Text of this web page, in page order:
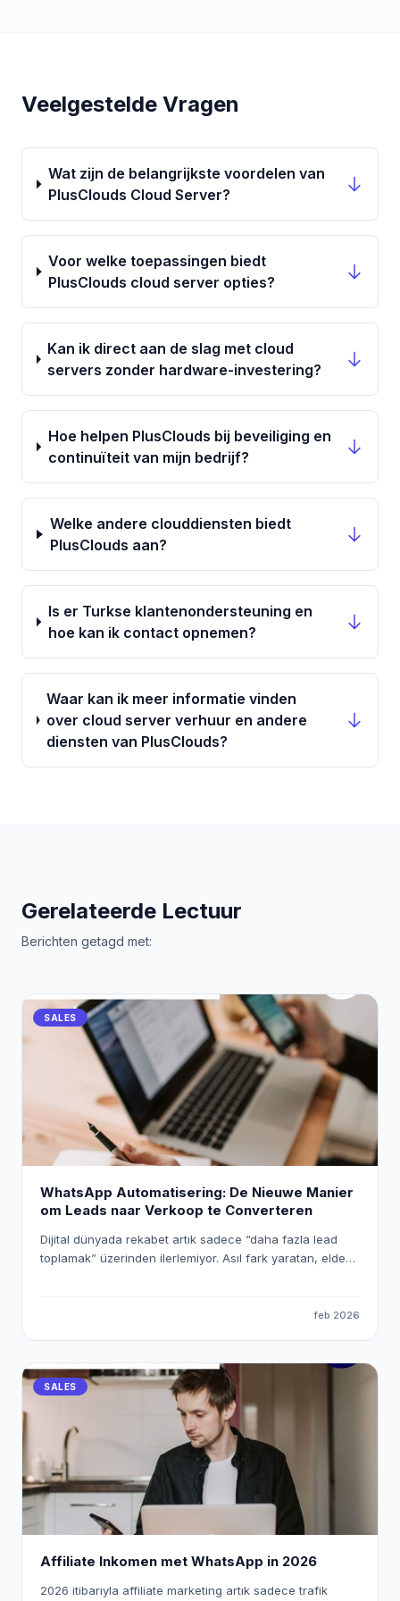
Veelgestelde Vragen
Wat zijn de belangrijkste voordelen van
PlusClouds Cloud Server?
Voor welke toepassingen biedt
PlusClouds cloud server opties?
Kan ik direct aan de slag met cloud
servers zonder hardware-investering?
Hoe helpen PlusClouds bij beveiliging en
continuïteit van mijn bedrijf?
Welke andere clouddiensten biedt
PlusClouds aan?
Is er Turkse klantenondersteuning en
hoe kan ik contact opnemen?
Waar kan ik meer informatie vinden
over cloud server verhuur en andere
diensten van PlusClouds?
Gerelateerde Lectuur
Berichten getagd met:
SALES
WhatsApp Automatisering: De Nieuwe Manier
om Leads naar Verkoop te Converteren
Dijital dünyada rekabet artık sadece “daha fazla lead
toplamak” üzerinden ilerlemiyor. Asıl fark yaratan, elde
etkileşim oranlarıyla en güçlü iletişim kanallarından biri
yazıda, n8n kullanarak WhatsApp otomasyonu kurmayı,
Eaglet ve Leadocean gibi platformlardan gelen lead’leri
satışa dönüştürmeyi ve bu süreci nasıl optimize
edebileceğinizi detaylı şekilde ele alıyoruz.
feb 2026
SALES
Affiliate Inkomen met WhatsApp in 2026
2026 itibarıyla affiliate marketing artık sadece trafik